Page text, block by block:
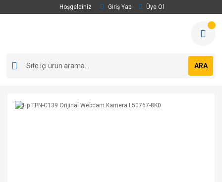
Hoşgeldiniz Giriş Yap Üye Ol
ARA